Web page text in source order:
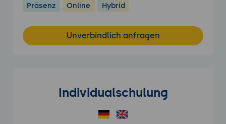
Präsenz Online Hybrid
Unverbindlich anfragen
Individualschulung